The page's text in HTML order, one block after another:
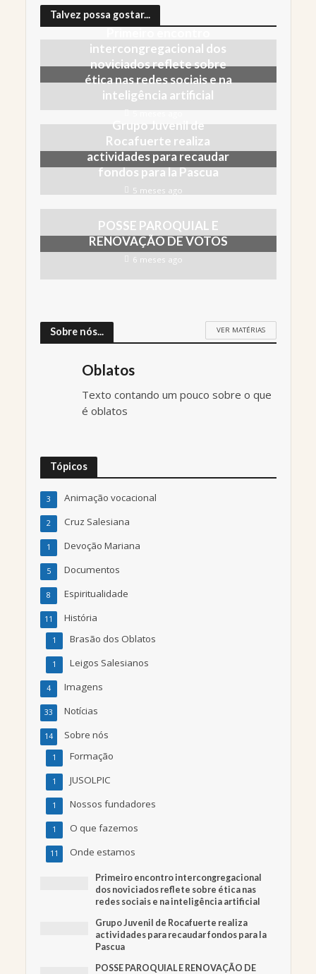
Talvez possa gostar...
intercongregacional dos
noviciados reflete sobre
ética nas redes sociais e na
inteligência artificial
5 meses ago
Grupo Juvenil de
Rocafuerte realiza
actividades para recaudar
fondos para la Pascua
5 meses ago
POSSE PAROQUIAL E
RENOVAÇÃO DE VOTOS
6 meses ago
Sobre nós... VER MATÉRIAS
Oblatos
Texto contando um pouco sobre o que
é oblatos
Tópicos
Animação vocacional
3
Cruz Salesiana
2
Devoção Mariana
1
Documentos
5
Espiritualidade
8
História
11
Brasão dos Oblatos
1
Leigos Salesianos
1
Imagens
4
Notícias
33
Sobre nós
14
Formação
1
JUSOLPIC
1
Nossos fundadores
1
O que fazemos
1
Onde estamos
11
Primeiro encontro intercongregacional
dos noviciados reflete sobre ética nas
redes sociais e na inteligência artificial
Grupo Juvenil de Rocafuerte realiza
actividades para recaudar fondos para la
Pascua
POSSE PAROQUIAL E RENOVAÇÃO DE